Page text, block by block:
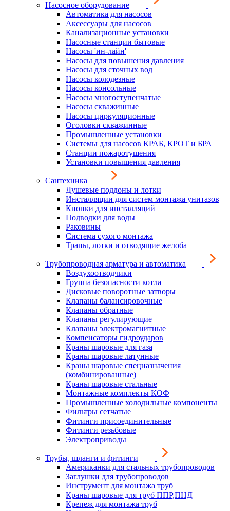
Насосное оборудование
Автоматика для насосов
Аксессуары для насосов
Канализационные установки
Насосные станции бытовые
Насосы 'ин-лайн'
Насосы для повышения давления
Насосы для сточных вод
Насосы колодезные
Насосы консольные
Насосы многоступенчатые
Насосы скважинные
Насосы циркуляционные
Оголовки скважинные
Промышленные установки
Системы для насосов КРАБ, КРОТ и БРА
Станции пожаротушения
Установки повышения давления
Сантехника
Душевые поддоны и лотки
Инсталляции для систем монтажа унитазов
Кнопки для инсталляций
Подводки для воды
Раковины
Система сухого монтажа
Трапы, лотки и отводящие желоба
Трубопроводная арматура и автоматика
Воздухоотводчики
Группа безопасности котла
Дисковые поворотные затворы
Клапаны балансировочные
Клапаны обратные
Клапаны регулирующие
Клапаны электромагнитные
Компенсаторы гидроударов
Краны шаровые для газа
Краны шаровые латунные
Краны шаровые спецназначения
(комбинированные)
Краны шаровые стальные
Монтажные комплекты КОФ
Промышленные холодильные компоненты
Фильтры сетчатые
Фитинги присоединительные
Фитинги резьбовые
Электроприводы
Трубы, шланги и фитинги
Американки для стальных трубопроводов
Заглушки для трубопроводов
Инструмент для монтажа труб
Краны шаровые для труб ППР,ПНД
Крепеж для монтажа труб